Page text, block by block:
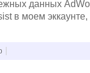
данных
в моем эккаунте,